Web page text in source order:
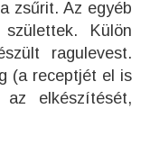
zsűrit. Az egyéb
Külön
ragulevest.
(a receptjét el is
az elkészítését,